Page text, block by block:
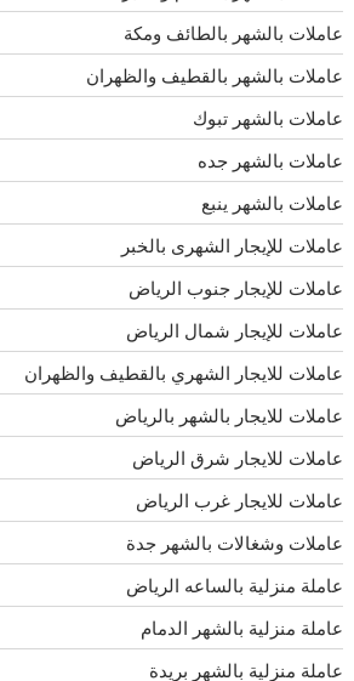
عاملات بالشهر بالطائف ومكة
عاملات بالشهر بالقطيف والظهران
عاملات بالشهر تبوك
عاملات بالشهر جده
عاملات بالشهر ينبع
عاملات للإيجار الشهرى بالخبر
عاملات للإيجار جنوب الرياض
عاملات للإيجار شمال الرياض
عاملات للايجار الشهري بالقطيف والظهران
عاملات للايجار بالشهر بالرياض
عاملات للايجار شرق الرياض
عاملات للايجار غرب الرياض
عاملات وشغالات بالشهر جدة
عاملة منزلية بالساعه الرياض
عاملة منزلية بالشهر الدمام
عاملة منزلية بالشهر بريدة